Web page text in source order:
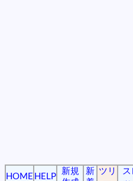
HOME HELP
新規
新 ツリ
ス